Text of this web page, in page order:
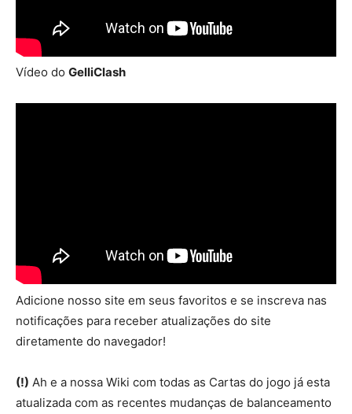
Vídeo do GelliClash
Adicione nosso site em seus favoritos e se inscreva nas
notificações para receber atualizações do site
diretamente do navegador!
(!) Ah e a nossa Wiki com todas as Cartas do jogo já esta
atualizada com as recentes mudanças de balanceamento